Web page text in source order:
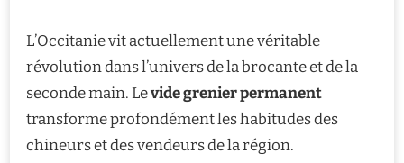
L’Occitanie vit actuellement une véritable
révolution dans l’univers de la brocante et de la
seconde main. Levide grenier permanent
transforme profondément les habitudes des
chineurs et des vendeurs de la région.